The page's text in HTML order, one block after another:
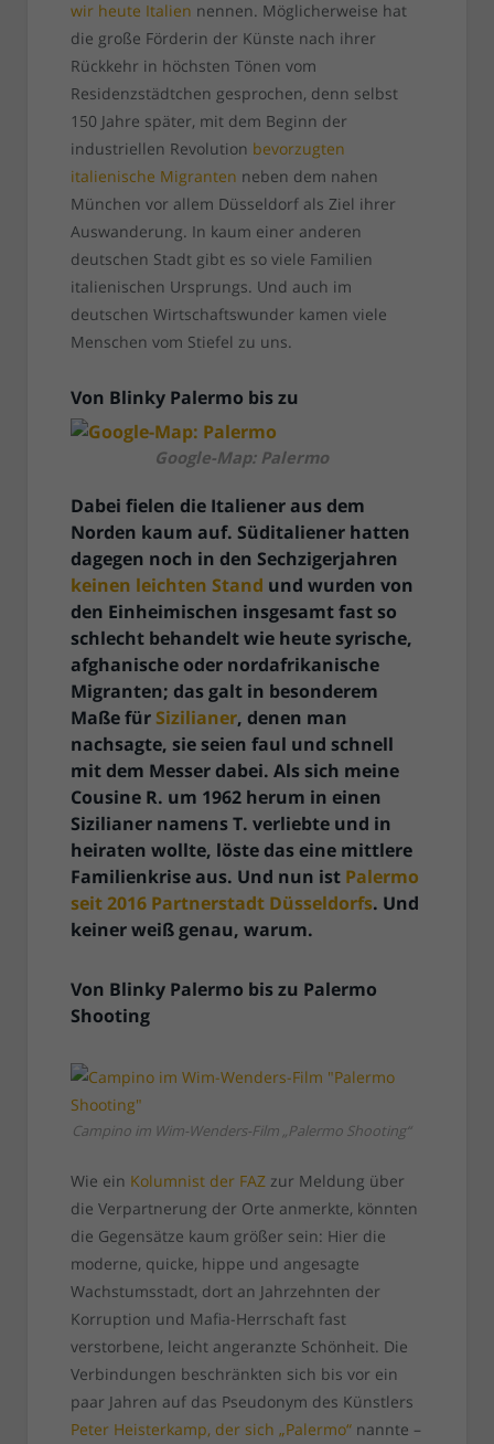
wir heute Italien nennen. Möglicherweise hat
die große Förderin der Künste nach ihrer
Rückkehr in höchsten Tönen vom
Residenzstädtchen gesprochen, denn selbst
150 Jahre später, mit dem Beginn der
industriellen Revolution bevorzugten
italienische Migranten neben dem nahen
München vor allem Düsseldorf als Ziel ihrer
Auswanderung. In kaum einer anderen
deutschen Stadt gibt es so viele Familien
italienischen Ursprungs. Und auch im
deutschen Wirtschaftswunder kamen viele
Menschen vom Stiefel zu uns.
Von Blinky Palermo bis zu
Google-Map: Palermo
Dabei fielen die Italiener aus dem
Norden kaum auf. Süditaliener hatten
dagegen noch in den Sechzigerjahren
keinen leichten Stand und wurden von
den Einheimischen insgesamt fast so
schlecht behandelt wie heute syrische,
afghanische oder nordafrikanische
Migranten; das galt in besonderem
Maße fürSizilianer, denen man
nachsagte, sie seien faul und schnell
mit dem Messer dabei. Als sich meine
Cousine R. um 1962 herum in einen
Sizilianer namens T. verliebte und in
heiraten wollte, löste das eine mittlere
Familienkrise aus. Und nun ist Palermo
seit 2016 Partnerstadt Düsseldorfs. Und
keiner weiß genau, warum.
Von Blinky Palermo bis zu Palermo
Shooting
Campino im Wim-Wenders-Film „Palermo Shooting“
Wie ein Kolumnist der FAZzur Meldung über
die Verpartnerung der Orte anmerkte, könnten
die Gegensätze kaum größer sein: Hier die
moderne, quicke, hippe und angesagte
Wachstumsstadt, dort an Jahrzehnten der
Korruption und Mafia-Herrschaft fast
verstorbene, leicht angeranzte Schönheit. Die
Verbindungen beschränkten sich bis vor ein
paar Jahren auf das Pseudonym des Künstlers
Peter Heisterkamp, der sich „Palermo“nannte –